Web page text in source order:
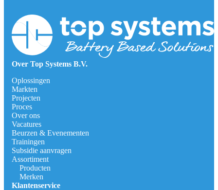
Over Top Systems B.V.
Oplossingen
Markten
Projecten
Proces
Over ons
Vacatures
Beurzen & Evenementen
Trainingen
Subsidie aanvragen
Assortiment
Producten
Merken
Klantenservice